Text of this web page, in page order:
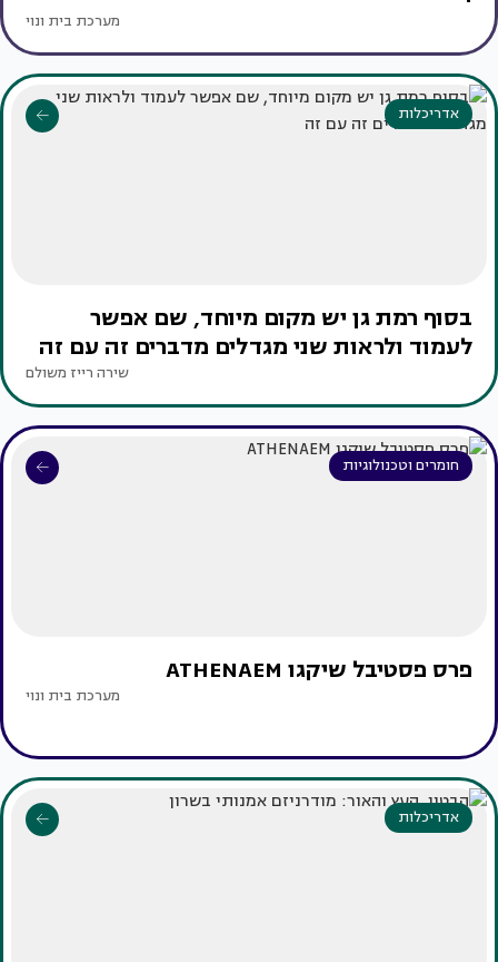
מערכת בית ונוי
אדריכלות
בסוף רמת גן יש מקום מיוחד, שם אפשר
לעמוד ולראות שני מגדלים מדברים זה עם זה
שירה רייז משולם
חומרים וטכנולוגיות
פרס פסטיבל שיקגו ATHENAEM
מערכת בית ונוי
אדריכלות